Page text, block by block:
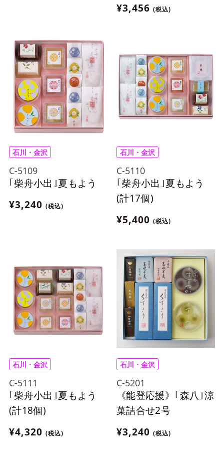
¥3,456 (税込)
石川・金沢
C-5109
｢柴舟小出｣夏もよう
¥3,240 (税込)
石川・金沢
C-5110
｢柴舟小出｣夏もよう
(計17個)
¥5,400 (税込)
石川・金沢
C-5111
｢柴舟小出｣夏もよう
(計18個)
¥4,320 (税込)
石川・金沢
C-5201
《能登応援》｢森八｣涼
菓詰合せ2号
¥3,240 (税込)